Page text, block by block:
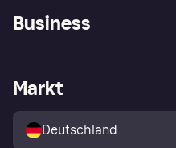
Klarna App
Shops entdecken
Käuferschutzrichtlinie
Business
Händlerportal
Markt
Deutschland